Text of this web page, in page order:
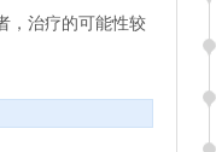
，治疗的可能性较